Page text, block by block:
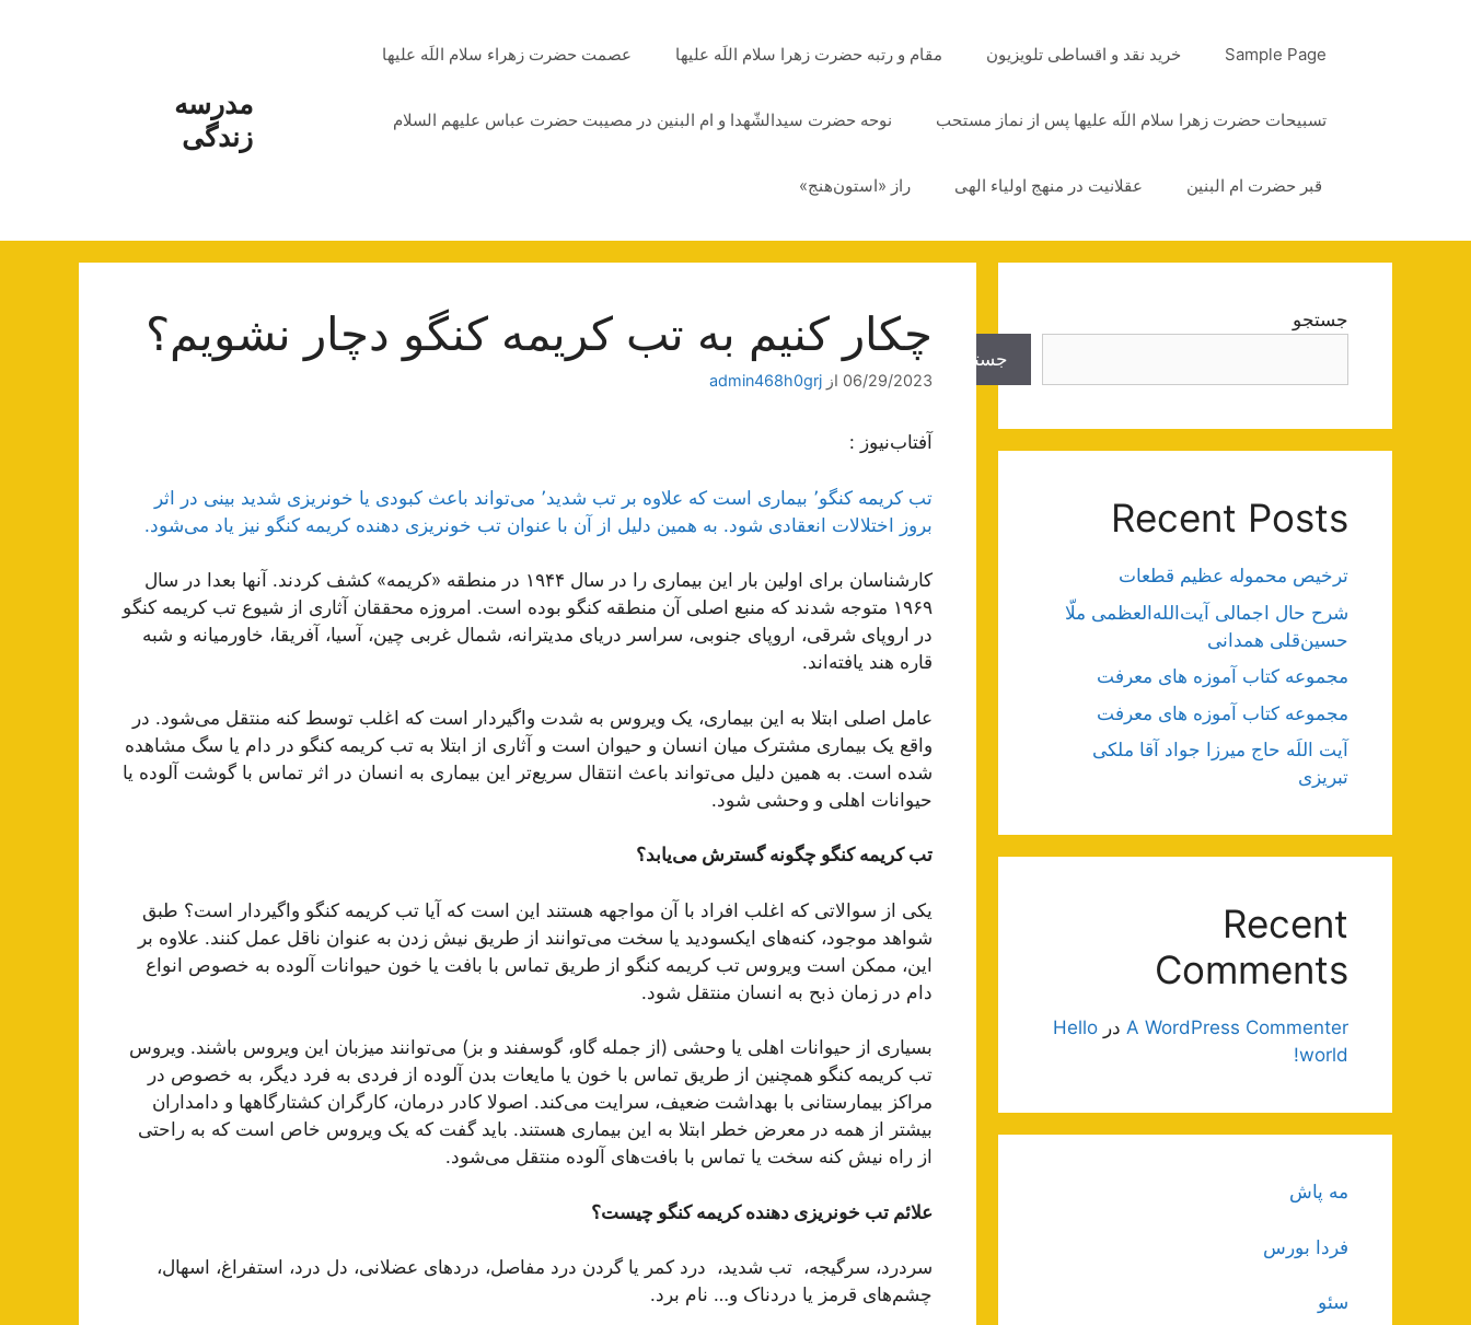
مدرسه
زندگی
Sample Page خرید نقد و اقساطی تلویزیون مقام و رتبه حضرت زهرا سلام اللَه علیها عصمت حضرت زهراء سلام اللَه علیها
تسبیحات حضرت زهرا سلام اللَه علیها پس از نماز مستحب نوحه حضرت سیدالشّهدا و ام البنین در مصیبت حضرت عباس علیهم السلام
قبر حضرت ام البنین عقلانیت در منهج اولیاء الهی راز «استون‌هنج»
چکار کنیم به تب کریمه کنگو دچار نشویم؟
06/29/2023 از admin468h0grj
آفتاب‌‌نیوز :
تب کریمه کنگو٬ بیماری است که علاوه بر تب شدید٬ می‌تواند باعث کبودی یا خونریزی شدید بینی در اثر
بروز اختلالات انعقادی شود. به همین دلیل از آن با عنوان تب خونریزی دهنده کریمه کنگو نیز یاد می‌شود.
کارشناسان برای اولین بار این بیماری را در سال ١٩۴۴ در منطقه «کریمه» کشف کردند. آنھا بعدا در سال
١٩۶٩ متوجه شدند که منبع اصلی آن منطقه کنگو بوده است. امروزه محققان آثاری از شیوع تب کریمه کنگو
در اروپای شرقی، اروپای جنوبی، سراسر دریای مدیترانه، شمال غربی چین، آسیا، آفریقا، خاورمیانه و شبه
قاره هند یافته‌اند.
عامل اصلی ابتلا به این بیماری، یک ویروس به شدت واگیردار است که اغلب توسط کنه منتقل می‌شود. در
واقع یک بیماری مشترک میان انسان و حیوان است و آثاری از ابتلا به تب کریمه کنگو در دام یا سگ مشاهده
شده است. به همین دلیل می‌تواند باعث انتقال سریع‌تر این بیماری به انسان در اثر تماس با گوشت آلوده یا
حیوانات اهلی و وحشی شود.
تب کریمه کنگو چگونه گسترش می‌یابد؟
یکی از سوالاتی که اغلب افراد با آن مواجھه هستند این است که آیا تب کریمه کنگو واگیردار است؟ طبق
شواهد موجود، کنه‌های ایکسودید یا سخت می‌توانند از طریق نیش زدن به عنوان ناقل عمل کنند. علاوه بر
این، ممکن است ویروس تب کریمه کنگو از طریق تماس با بافت یا خون حیوانات آلوده به خصوص انواع
دام در زمان ذبح به انسان منتقل شود.
بسیاری از حیوانات اهلی یا وحشی (از جمله گاو، گوسفند و بز) می‌توانند میزبان این ویروس باشند. ویروس
تب کریمه کنگو همچنین از طریق تماس با خون یا مایعات بدن آلوده از فردی به فرد دیگر، به خصوص در
مراکز بیمارستانی با بھداشت ضعیف، سرایت می‌کند. اصولا کادر درمان، کارگران کشتارگاهھا و دامداران
بیشتر از همه در معرض خطر ابتلا به این بیماری هستند. باید گفت که یک ویروس خاص است که به راحتی
از راه نیش کنه سخت یا تماس با بافت‌های آلوده منتقل می‌شود.
علائم تب خونریزی دهنده کریمه کنگو چیست؟
سردرد، سرگیجه، تب شدید، درد کمر یا گردن درد مفاصل، درد‌های عضلانی، دل درد، استفراغ، اسھال،
چشم‌های قرمز یا دردناک و… نام برد.
جستجو
جستجو
Recent Posts
ترخیص محموله عظیم قطعات
شرح حال اجمالی آیت‌الله‌العظمی ملّا
حسین‌قلی همدانی
مجموعه کتاب آموزه های معرفت
مجموعه کتاب آموزه های معرفت
آیت اللَه حاج میرزا جواد آقا ملکی
تبریزی
Recent
Comments
A WordPress Commenter در Hello
world!
مه پاش
فردا بورس
سئو